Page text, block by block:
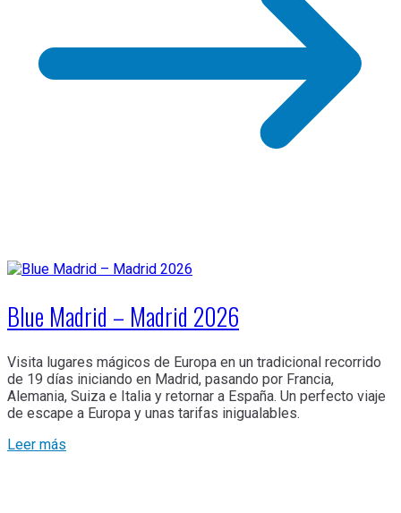
Blue Madrid – Madrid 2026
Visita lugares mágicos de Europa en un tradicional recorrido
de 19 días iniciando en Madrid, pasando por Francia,
Alemania, Suiza e Italia y retornar a España. Un perfecto viaje
de escape a Europa y unas tarifas inigualables.
Leer más